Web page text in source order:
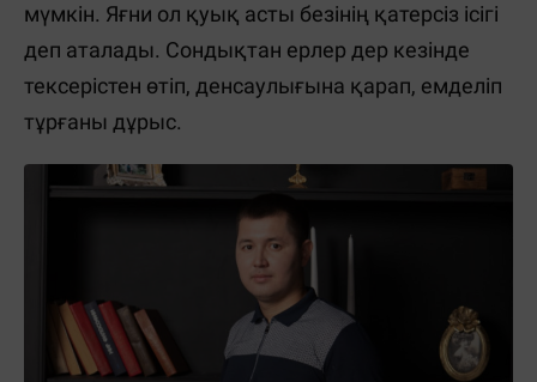
мүмкін. Яғни ол қуық асты безінің қатерсіз ісігі
деп аталады. Сондықтан ерлер дер кезінде
тексерістен өтіп, денсаулығына қарап, емделіп
тұрғаны дұрыс.